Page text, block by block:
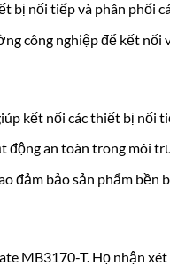
bị nối tiếp và phân phối
công nghiệp để kết nối
kết nối các thiết bị nối
động an toàn trong môi
đảm bảo sản phẩm bền
MB3170-T. Họ nhận